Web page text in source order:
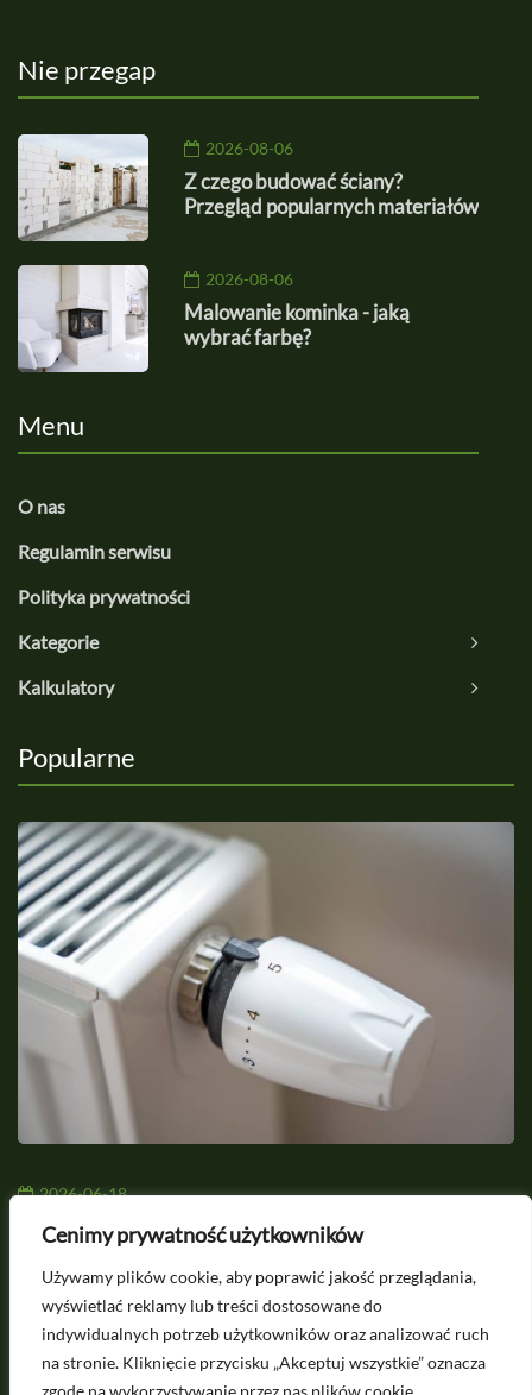
Cenimy prywatność użytkowników
Używamy plików cookie, aby poprawić jakość przeglądania,
wyświetlać reklamy lub treści dostosowane do
indywidualnych potrzeb użytkowników oraz analizować ruch
na stronie. Kliknięcie przycisku „Akceptuj wszystkie” oznacza
zgodę na wykorzystywanie przez nas plików cookie.
Nie przegap
2026-08-06
Z czego budować ściany?
Przegląd popularnych materiałów
2026-08-06
Malowanie kominka - jaką
wybrać farbę?
Menu
O nas
Regulamin serwisu
Polityka prywatności
Kategorie
Kalkulatory
Popularne
2026-06-18
Piec na olej opałowy do domu - kompletny